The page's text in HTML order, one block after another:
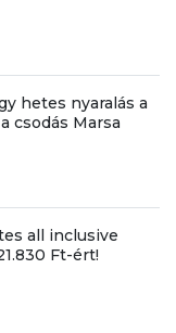
hetes nyaralás a
csodás Marsa
all inclusive
Ft-ért!